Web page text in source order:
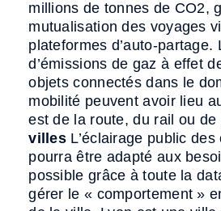
millions de tonnes de CO2,
mutualisation des voyages
plateformes d’auto-partage.
d’émissions de gaz à effet
objets connectés dans le
mobilité peuvent avoir lieu
est de la route, du rail ou de
villes L’éclairage public
pourra être adapté aux
possible grâce à toute la
gérer le « comportement »